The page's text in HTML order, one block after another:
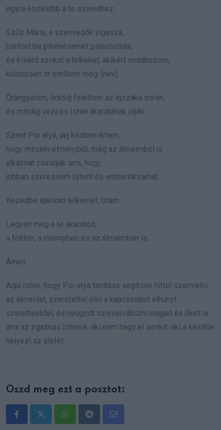
egyre közelebb a te szívedhez.
Szűz Mária, a szenvedők vigasza,
borítsd be pihenésemet palástoddal,
és kísérd azokat a lelkeket, akikért imádkozom,
különösen itt említem meg: [név].
Őrangyalom, őrködj felettem az éjszaka során,
és mindig vezess Isten akaratának útján.
Szent Pio atya, járj közben értem,
hogy minden élményből, még az álmaimból is
alkalmat csináljak arra, hogy
jobban szeressem Istent és embertársamat.
Kezedbe ajánlom lelkemet, Uram.
Legyen meg a te akaratod,
a földön, a mennyben és az álmaimban is.
Ámen.
Adja Isten, hogy Pio atya tanítása segítsen hittel szemlélni
az álmaidat, szeretettel élni a kapcsolatot elhunyt
szeretteiddel, és nyugodt szívvel rábízni magad és őket is
arra az irgalmas Istenre, aki nem hagy el senkit, aki a kezébe
helyezi az életét.
Oszd meg ezt a posztot:
WhatsappRedditShare